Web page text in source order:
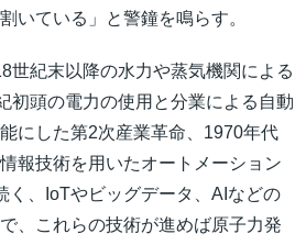
いている」と警鐘を鳴らす。
世紀末以降の水力や蒸気機関による
初頭の電力の使用と分業による自動
にした第2次産業革命、1970年代
報技術を用いたオートメーション
く、IoTやビッグデータ、AIなどの
、これらの技術が進めば原子力発